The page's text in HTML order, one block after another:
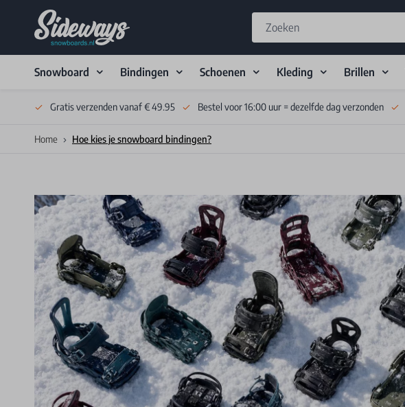
Snowboard Bindingen Schoenen Kleding Brillen
Gratis verzenden vanaf € 49.95 Bestel voor 16:00 uur = dezelfde dag verzonden
Home Hoe kies je snowboard bindingen?